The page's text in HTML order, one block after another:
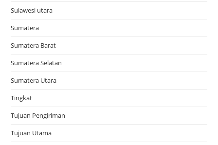
Sulawesi utara
Sumatera
Sumatera Barat
Sumatera Selatan
Sumatera Utara
Tingkat
Tujuan Pengiriman
Tujuan Utama